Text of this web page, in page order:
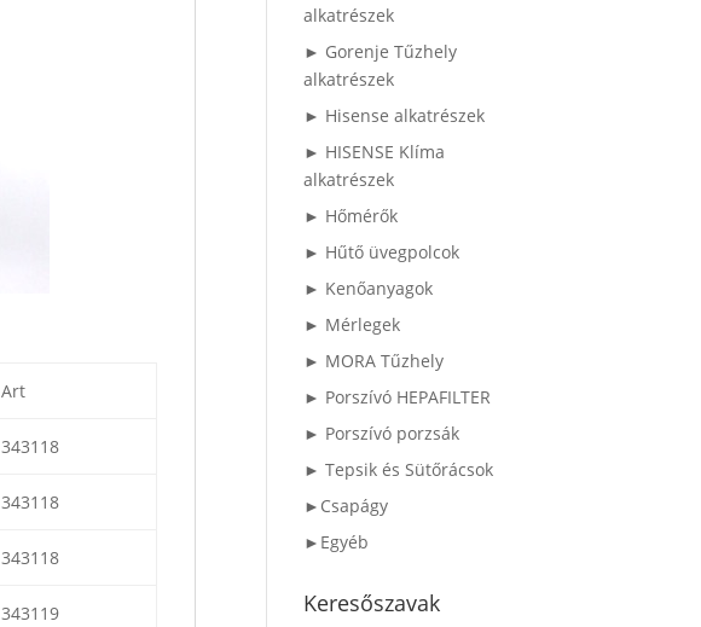
Art
343118
343118
343118
343119
alkatrészek
► Gorenje Tűzhely
alkatrészek
► Hisense alkatrészek
► HISENSE Klíma
alkatrészek
► Hőmérők
► Hűtő üvegpolcok
► Kenőanyagok
► Mérlegek
► MORA Tűzhely
► Porszívó HEPAFILTER
► Porszívó porzsák
► Tepsik és Sütőrácsok
►Csapágy
►Egyéb
Keresőszavak